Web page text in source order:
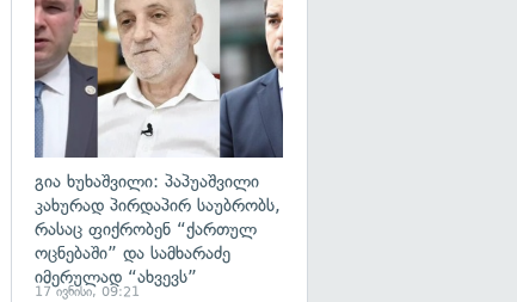
გია ხუხაშვილი: პაპუაშვილი
კახურად პირდაპირ საუბრობს,
რასაც ფიქრობენ “ქართულ
ოცნებაში” და სამხარაძე
იმერულად “ახვევს”
17 ივნისი, 09:21